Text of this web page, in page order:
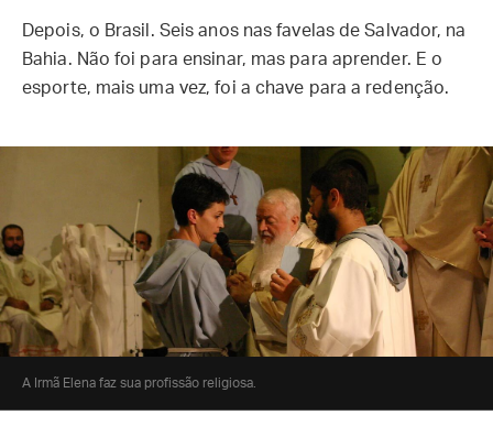
Depois, o Brasil. Seis anos nas favelas de Salvador, na
Bahia. Não foi para ensinar, mas para aprender. E o
esporte, mais uma vez, foi a chave para a redenção.
A Irmã Elena faz sua profissão religiosa.